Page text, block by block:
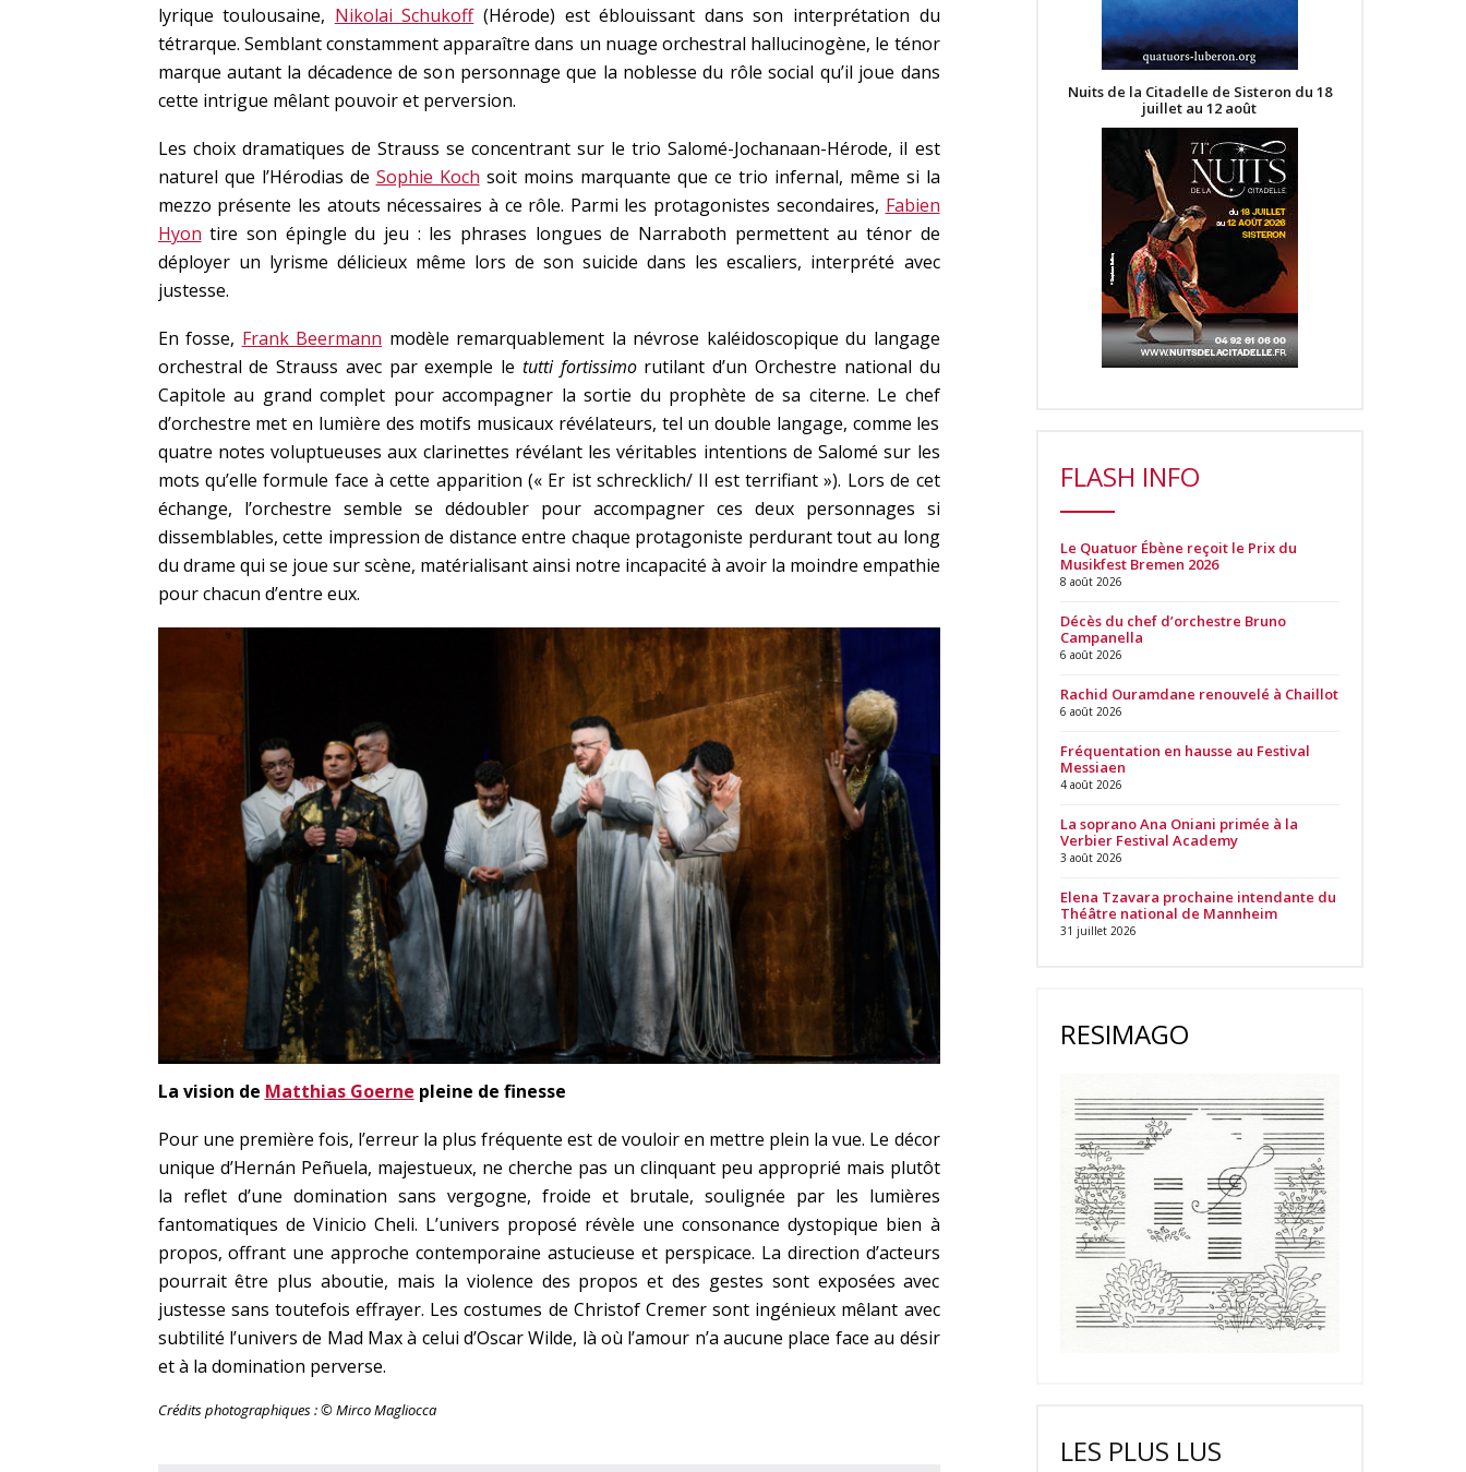
lyrique toulousaine, Nikolai Schukoff(Hérode) est éblouissant dans son interprétation du
tétrarque. Semblant constamment apparaître dans un nuage orchestral hallucinogène, le ténor
marque autant la décadence de son personnage que la noblesse du rôle social qu’il joue dans
cette intrigue mêlant pouvoir et perversion.
Les choix dramatiques de Strauss se concentrant sur le trio Salomé-Jochanaan-Hérode, il est
naturel que l’Hérodias de Sophie Koch soit moins marquante que ce trio infernal, même si la
mezzo présente les atouts nécessaires à ce rôle. Parmi les protagonistes secondaires, Fabien
Hyon tire son épingle du jeu : les phrases longues de Narraboth permettent au ténor de
déployer un lyrisme délicieux même lors de son suicide dans les escaliers, interprété avec
justesse.
En fosse, Frank Beermann modèle remarquablement la névrose kaléidoscopique du langage
orchestral de Strauss avec par exemple le tutti fortissimorutilant d’un Orchestre national du
Capitole au grand complet pour accompagner la sortie du prophète de sa citerne. Le chef
d’orchestre met en lumière des motifs musicaux révélateurs, tel un double langage, comme les
quatre notes voluptueuses aux clarinettes révélant les véritables intentions de Salomé sur les
mots qu’elle formule face à cette apparition (« Er ist schrecklich/ Il est terrifiant »). Lors de cet
échange, l’orchestre semble se dédoubler pour accompagner ces deux personnages si
dissemblables, cette impression de distance entre chaque protagoniste perdurant tout au long
du drame qui se joue sur scène, matérialisant ainsi notre incapacité à avoir la moindre empathie
pour chacun d’entre eux.
La vision de Matthias Goerne pleine de finesse
Pour une première fois, l’erreur la plus fréquente est de vouloir en mettre plein la vue. Le décor
unique d’Hernán Peñuela, majestueux, ne cherche pas un clinquant peu approprié mais plutôt
la reflet d’une domination sans vergogne, froide et brutale, soulignée par les lumières
fantomatiques de Vinicio Cheli. L’univers proposé révèle une consonance dystopique bien à
propos, offrant une approche contemporaine astucieuse et perspicace. La direction d’acteurs
pourrait être plus aboutie, mais la violence des propos et des gestes sont exposées avec
justesse sans toutefois effrayer. Les costumes de Christof Cremer sont ingénieux mêlant avec
subtilité l’univers de Mad Max à celui d’Oscar Wilde, là où l’amour n’a aucune place face au désir
et à la domination perverse.
Crédits photographiques : © Mirco Magliocca
Nuits de la Citadelle de Sisteron du 18
juillet au 12 août
FLASH INFO
Le Quatuor Ébène reçoit le Prix du
Musikfest Bremen 2026
8 août 2026
Décès du chef d’orchestre Bruno
Campanella
6 août 2026
Rachid Ouramdane renouvelé à Chaillot
6 août 2026
Fréquentation en hausse au Festival
Messiaen
4 août 2026
La soprano Ana Oniani primée à la
Verbier Festival Academy
3 août 2026
Elena Tzavara prochaine intendante du
Théâtre national de Mannheim
31 juillet 2026
RESIMAGO
LES PLUS LUS